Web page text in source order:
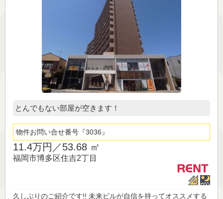
とんでもない部屋が空きます！
物件お問い合せ番号 3036
11.4万円／53.68 ㎡
福岡市博多区住吉2丁目
久しぶりのご紹介です!! 未来ビルが自信を持ってオススメする